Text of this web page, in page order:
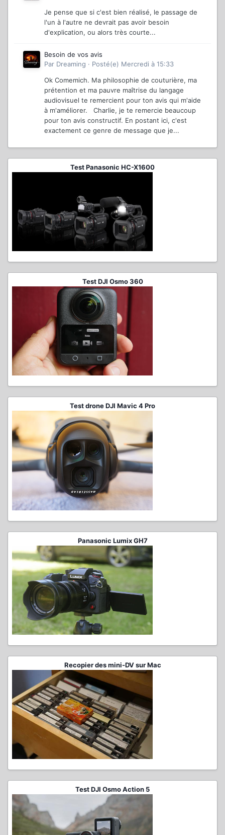
Je pense que si c'est bien réalisé, le passage de
l'un à l'autre ne devrait pas avoir besoin
d'explication, ou alors très courte...
Besoin de vos avis
Par Dreaming · Posté(e) Mercredi à 15:33
Ok Comemich. Ma philosophie de couturière, ma
prétention et ma pauvre maîtrise du langage
audiovisuel te remercient pour ton avis qui m'aide
à m'améliorer. Charlie, je te remercie beaucoup
pour ton avis constructif. En postant ici, c'est
exactement ce genre de message que je...
Test Panasonic HC-X1600
Test DJI Osmo 360
Test drone DJI Mavic 4 Pro
Panasonic Lumix GH7
Recopier des mini-DV sur Mac
Test DJI Osmo Action 5